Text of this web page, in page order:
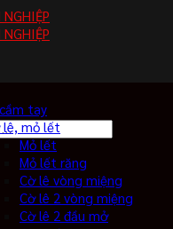
tay
lê, mỏ lết
Mỏ lết
Mỏ lết răng
Cờ lê vòng miệng
Cờ lê 2 vòng miệng
Cờ lê 2 đầu mở